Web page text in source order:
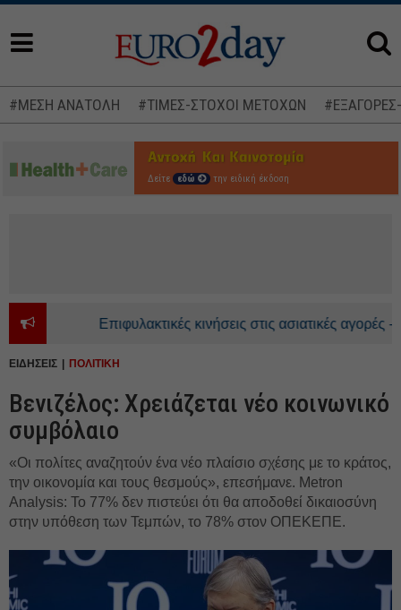
#ΜΕΣΗ ΑΝΑΤΟΛΗ #ΤΙΜΕΣ-ΣΤΟΧΟΙ ΜΕΤΟΧΩΝ
Δείτε εδώ την ειδική έκδοση
Επιφυλακτικές κινήσεις στις ασιατικές αγορές -
ΕΙΔΗΣΕΙΣ ΠΟΛΙΤΙΚΗ
Βενιζέλος: Χρειάζεται νέο κοινωνικό
συμβόλαιο
«Οι πολίτες αναζητούν ένα νέο πλαίσιο σχέσης με το κράτος,
την οικονομία και τους θεσμούς», επεσήμανε. Metron
Analysis: Το 77% δεν πιστεύει ότι θα αποδοθεί δικαιοσύνη
στην υπόθεση των Τεμπών, το 78% στον ΟΠΕΚΕΠΕ.